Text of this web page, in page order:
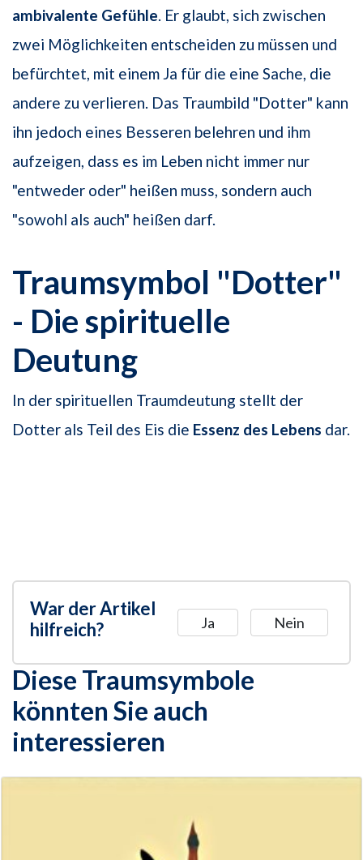
ambivalente Gefühle. Er glaubt, sich zwischen
zwei Möglichkeiten entscheiden zu müssen und
befürchtet, mit einem Ja für die eine Sache, die
andere zu verlieren. Das Traumbild "Dotter" kann
ihn jedoch eines Besseren belehren und ihm
aufzeigen, dass es im Leben nicht immer nur
"entweder oder" heißen muss, sondern auch
"sowohl als auch" heißen darf.
Traumsymbol "Dotter"
- Die spirituelle
Deutung
In der spirituellen Traumdeutung stellt der
Dotter als Teil des Eis die Essenz des Lebens dar.
War der Artikel
hilfreich?
Ja Nein
Diese Traumsymbole
könnten Sie auch
interessieren